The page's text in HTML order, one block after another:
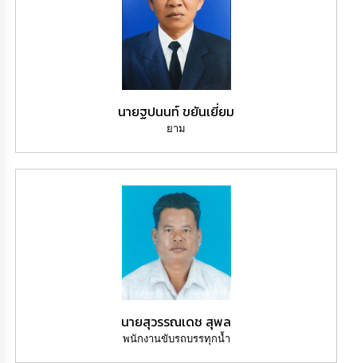
นายฐปนนท์ ขยันเยี่ยม
ยาม
นายสุวรรณเดช สุพล
พนักงานขับรถบรรทุกน้ำ